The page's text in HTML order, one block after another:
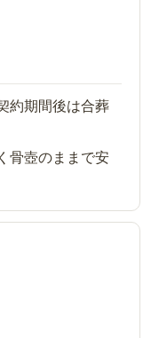
約期間後は合葬
骨壺のままで安